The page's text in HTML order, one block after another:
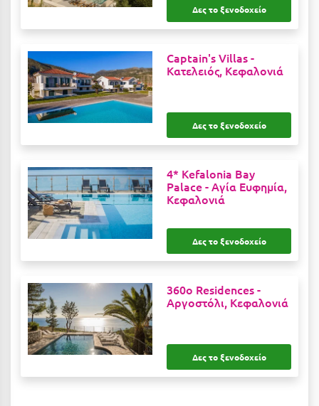
Κρήτη
Κρουαζιέρες
Κύθηρα
Κυλλήνη
Κύπρος
Κως
Λαγκάδια
Λακόπετρα Αχαΐας
Λακωνία
Δες το ξενοδοχείο
Captain's Villas -
Κατελειός, Κεφαλονιά
Δες το ξενοδοχείο
4* Kefalonia Bay
Palace -Αγία Ευφημία,
Κεφαλονιά
Δες το ξενοδοχείο
360o Residences -
Αργοστόλι, Κεφαλονιά
Δες το ξενοδοχείο